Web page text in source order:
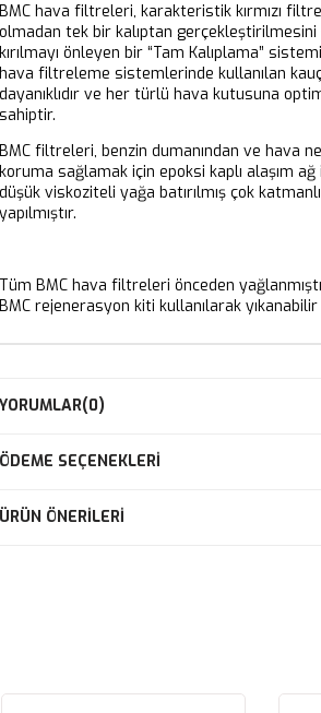
BMC hava filtreleri, karakteristik kırmızı
olmadan tek bir kalıptan
kırılmayı önleyen bir “Tam Kalıplama”
hava filtreleme sistemlerinde kullanılan
dayanıklıdır ve her türlü hava kutusuna
sahiptir.
BMC filtreleri, benzin dumanından ve hava
koruma sağlamak için epoksi kaplı alaşım ağ
düşük viskoziteli yağa batırılmış çok
yapılmıştır.
Tüm BMC hava filtreleri önceden
BMC rejenerasyon kiti kullanılarak
YORUMLAR(0)
ÖDEME SEÇENEKLERI
ÜRÜN ÖNERILERI